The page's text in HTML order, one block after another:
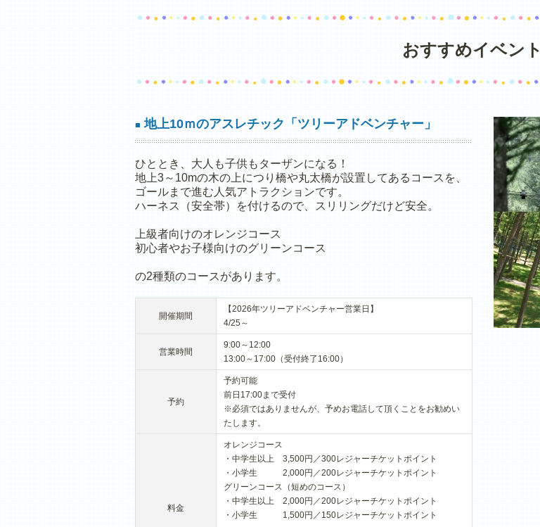
おすすめイベント
■ 地上10ｍのアスレチック「ツリーアドベンチャー」
ひととき、大人も子供もターザンになる！
地上3～10mの木の上につり橋や丸太橋が設置してあるコースを、
ゴールまで進む人気アトラクションです。
ハーネス（安全帯）を付けるので、スリリングだけど安全。
上級者向けのオレンジコース
初心者やお子様向けのグリーンコース
の2種類のコースがあります。
開催期間
【2026年ツリーアドベンチャー営業日】
4/25～
営業時間
9:00～12:00
13:00～17:00（受付終了16:00）
予約
予約可能
前日17:00まで受付
※必須ではありませんが、予めお電話して頂くことをお勧めい
たします。
料金
オレンジコース
・中学生以上 3,500円／300レジャーチケットポイント
・小学生 2,000円／200レジャーチケットポイント
グリーンコース（短めのコース）
・中学生以上 2,000円／200レジャーチケットポイント
・小学生 1,500円／150レジャーチケットポイント